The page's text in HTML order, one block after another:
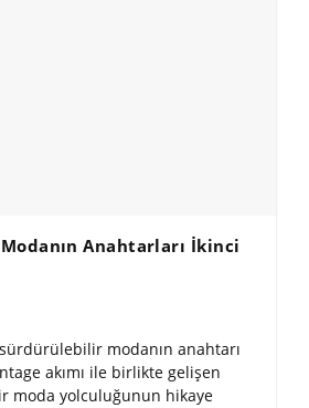
Anahtarları İkinci
modanın anahtarı
akımı ile birlikte gelişen
moda yolculuğunun hikaye